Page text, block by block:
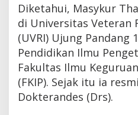
Diketahui, Masykur
di Universitas Veteran
(UVRI) Ujung Pandang
Pendidikan Ilmu
Fakultas Ilmu
(FKIP). Sejak itu ia
Dokterandes (Drs).